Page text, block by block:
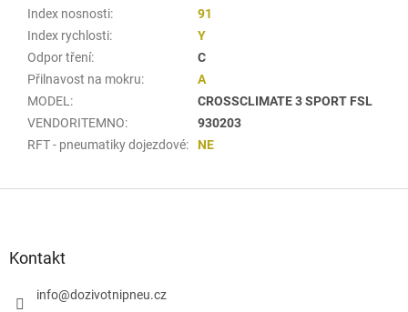
Index nosnosti:
91
Index rychlosti:
Y
Odpor tření:
C
Přilnavost na mokru:
A
MODEL :
CROSSCLIMATE 3 SPORT FSL
VENDORITEMNO:
930203
RFT - pneumatiky dojezdové: NE
Kontakt
info@dozivotnipneu.cz